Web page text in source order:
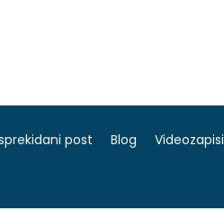
post Blog Videozapisi